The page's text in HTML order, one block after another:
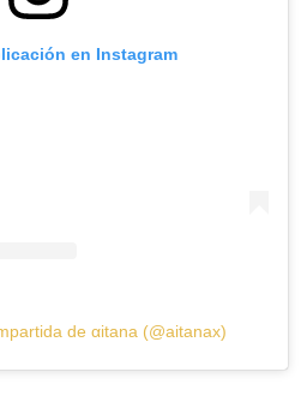
en Instagram
de αitana (@aitanax)